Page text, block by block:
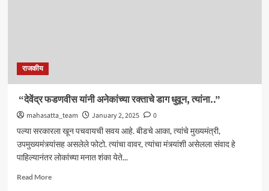
राजकीय
“देवेंद्र फडणवीस यांनी अनेकांच्या रक्ताचे डाग धुवून, त्यांना..”
mahasatta_team January 2, 2025
0
पल्या सरकारला खून पचवायची सवय आहे. बीडचे आका, त्यांचे मुख्यमंत्री,
उपमुख्यमंत्र्यांसह असलेले फोटो. त्यांचा वावर, त्यांचा मंत्र्यांशी असेलला संवाद हे
पाहिल्यानंतर लोकांच्या मनात शंका येते...
Read MoreRead